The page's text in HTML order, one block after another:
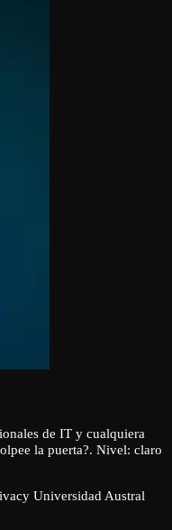
de IT y cualquiera
la puerta?. Nivel: claro
Universidad Austral